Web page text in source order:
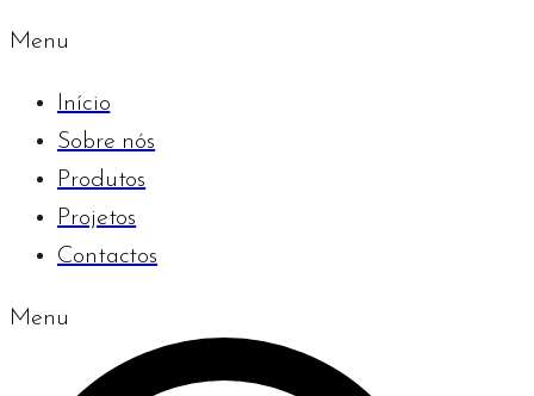
Menu
Início
Sobre nós
Produtos
Projetos
Contactos
Menu